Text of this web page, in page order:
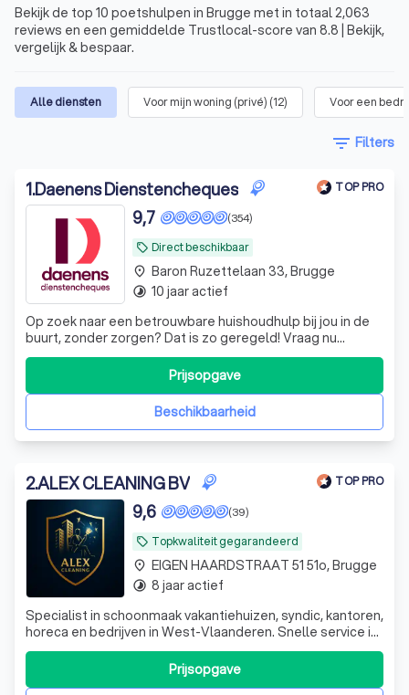
Bekijk de top 10 poetshulpen in Brugge met in totaal 2,063
reviews en een gemiddelde Trustlocal-score van 8.8 | Bekijk,
vergelijk & bespaar.
Alle diensten Voor mijn woning (privé) (12) Voor een
filter_list Filters
1.Daenens Dienstencheques TOP PRO
local_offer Direct beschikbaar
(354)
9,7
Op zoek naar een betrouwbare huishoudhulp bij jou in de
buurt, zonder zorgen? Dat is zo geregeld! Vraag nu
vrijblijvend een poetshulp aan bij Daenens en wij bellen jou
Beschikbaarheid
Prijsopgave
place Baron Ruzettelaan 33, Brugge
timelapse 10 jaar actief
2.ALEX CLEANING BV TOP PRO
local_offer Topkwaliteit gegarandeerd
(39)
9,6
Specialist in schoonmaak vakantiehuizen, syndic, kantoren,
horeca en bedrijven in West-Vlaanderen. Snelle service in
Knokke, Brugge, Oostende en De Panne
Prijsopgave
place EIGEN HAARDSTRAAT 51 51o, Brugge
timelapse 8 jaar actief